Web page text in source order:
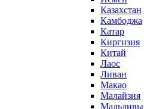
Казахстан
Камбоджа
Катар
Киргизия
Китай
Лаос
Ливан
Макао
Малайзия
Мальдивы